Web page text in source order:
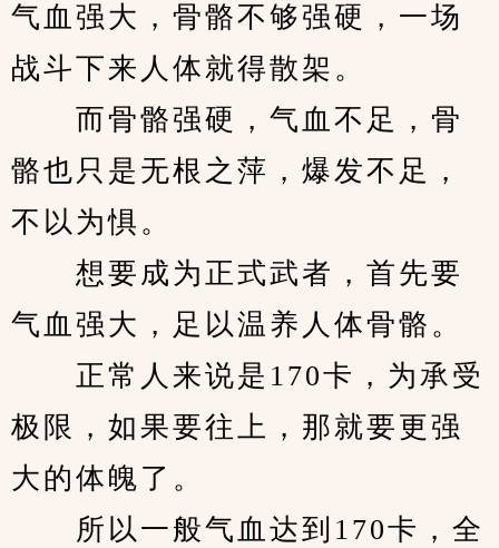
气血强大，骨骼不够强硬，一场
战斗下来人体就得散架。
而骨骼强硬，气血不足，骨
骼也只是无根之萍，爆发不足，
不以为惧。
想要成为正式武者，首先要
气血强大，足以温养人体骨骼。
正常人来说是170卡，为承受
极限，如果要往上，那就要更强
大的体魄了。
所以一般气血达到170卡，全